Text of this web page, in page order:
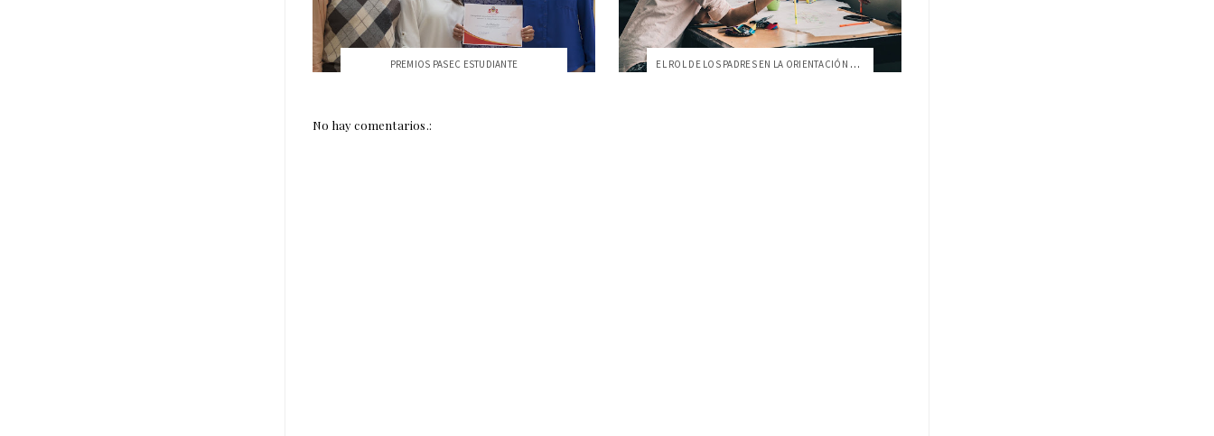
PREMIOS PASEC ESTUDIANTE EL ROL DE LOS PADRES EN LA ORIENTACIÓN VOCACIONAL
No hay comentarios.: